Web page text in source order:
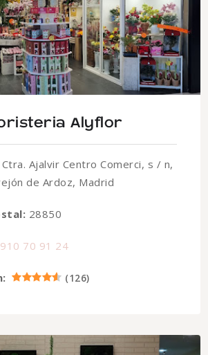
Alyflor
Ctra. Ajalvir Centro Comerci, s / n,
de Ardoz, Madrid
28850
910 70 91 24
(126)